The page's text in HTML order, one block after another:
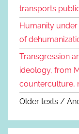
transports
Humanity under
of
Transgression
ideology, from
counterculture,
Older texts /